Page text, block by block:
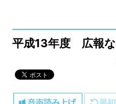
平成13年度 広報